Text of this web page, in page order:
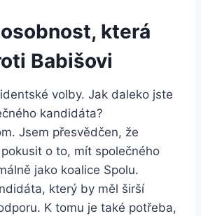
která
Babišovi
volby. Jak daleko jste
kandidáta?
Jsem přesvědčen, že
o to, mít společného
jako koalice Spolu.
který by měl širší
K tomu je také potřeba,